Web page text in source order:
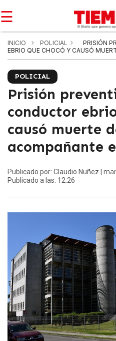
☰
INICIO POLICIAL
PRISIÓN
EBRIO QUE CHOCÓ Y CAUSÓ
POLICIAL
Prisión
conductor
causó muerte
acompañante
Publicado por: Claudio Nuñez |
Publicado a las: 12:26